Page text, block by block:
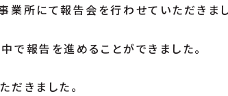
業所にて報告会を行わせていただきまし
で報告を進めることができました。
だきました。